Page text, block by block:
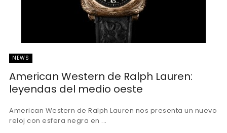
NEWS
American Western de Ralph Lauren:
leyendas del medio oeste
American Western de Ralph Lauren nos presenta un nuevo
reloj con esfera negra en ...